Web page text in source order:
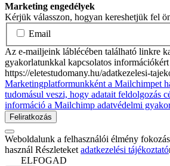
Marketing engedélyek
Kérjük válasszon, hogyan kereshetjük fel
Email
Az e-mailjeink láblécében található linkre
gyakorlatunkkal kapcsolatos
https://eletestudomany.hu/adatkezelesi-
Marketingplatformunkként a Mailchimpet
tudomásul veszi, hogy adatait feldolgozás
információ a Mailchimp adatvédelmi
Weboldalunk a felhasználói élmény
használ Részleteket adatkezelési tájékoztató
ELFOGAD